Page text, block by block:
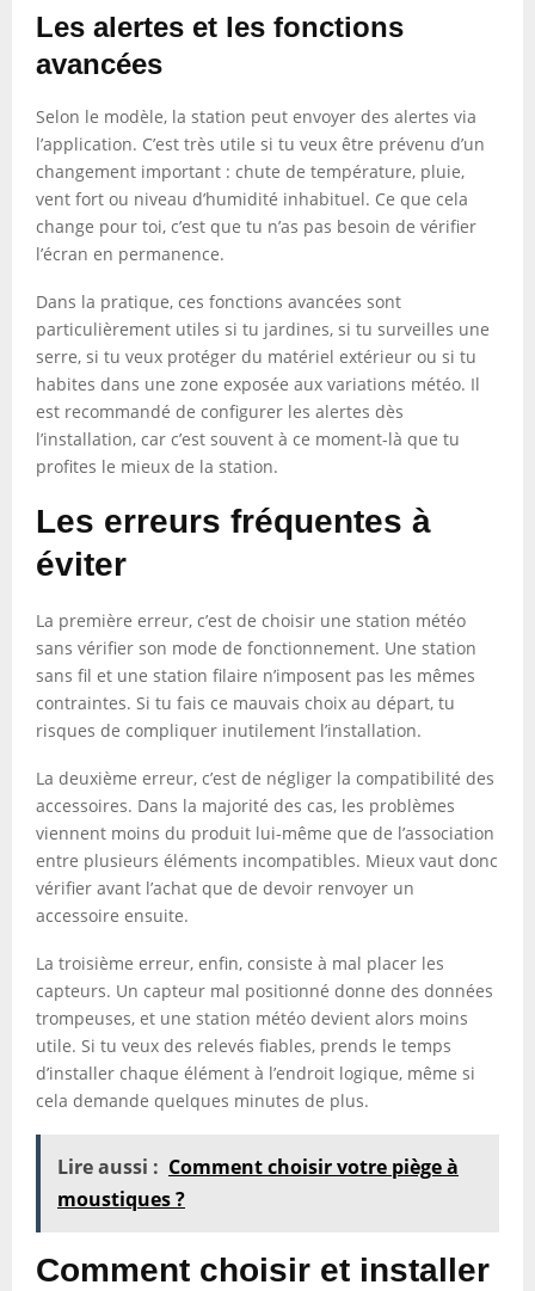
Les alertes et les fonctions
avancées
Selon le modèle, la station peut envoyer des alertes via
l’application. C’est très utile si tu veux être prévenu d’un
changement important : chute de température, pluie,
vent fort ou niveau d’humidité inhabituel. Ce que cela
change pour toi, c’est que tu n’as pas besoin de vérifier
l’écran en permanence.
Dans la pratique, ces fonctions avancées sont
particulièrement utiles si tu jardines, si tu surveilles une
serre, si tu veux protéger du matériel extérieur ou si tu
habites dans une zone exposée aux variations météo. Il
est recommandé de configurer les alertes dès
l’installation, car c’est souvent à ce moment-là que tu
profites le mieux de la station.
Les erreurs fréquentes à
éviter
La première erreur, c’est de choisir une station météo
sans vérifier son mode de fonctionnement. Une station
sans fil et une station filaire n’imposent pas les mêmes
contraintes. Si tu fais ce mauvais choix au départ, tu
risques de compliquer inutilement l’installation.
La deuxième erreur, c’est de négliger la compatibilité des
accessoires. Dans la majorité des cas, les problèmes
viennent moins du produit lui-même que de l’association
entre plusieurs éléments incompatibles. Mieux vaut donc
vérifier avant l’achat que de devoir renvoyer un
accessoire ensuite.
La troisième erreur, enfin, consiste à mal placer les
capteurs. Un capteur mal positionné donne des données
trompeuses, et une station météo devient alors moins
utile. Si tu veux des relevés fiables, prends le temps
d’installer chaque élément à l’endroit logique, même si
cela demande quelques minutes de plus.
Lire aussi : Comment choisir votre piège à
moustiques ?
Comment choisir et installer